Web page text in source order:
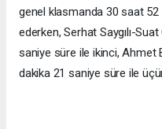
genel klasmanda 30 saat
ederken, Serhat Saygılı-
saniye süre ile ikinci, Ahmet
dakika 21 saniye süre ile